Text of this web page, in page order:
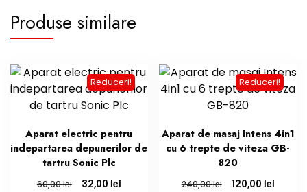
Produse similare
Reduceri!
Aparat electric pentru
indepartarea depunerilor de
tartru Sonic Plc
60,00lei 32,00 lei
Reduceri!
Aparat de masaj Intens 4in1
cu 6 trepte de viteza GB-
820
240,00lei 120,00 lei